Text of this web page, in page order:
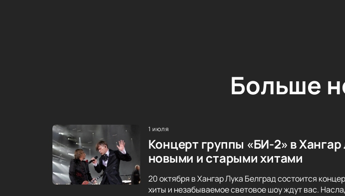
Больше
1 июля
Концерт группы «БИ-2» в
новыми и старыми хитами
20 октября в Хангар Лука Белград состоится
хиты и незабываемое световое шоу ждут вас.